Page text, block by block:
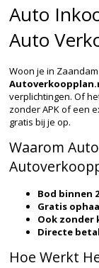
Auto
Auto
Woon je in
verplichtingen. Of
zonder APK of een
gratis bij je op.
Waarom
Bod binnen
Gratis
Ook zonder
Directe
Hoe Werkt